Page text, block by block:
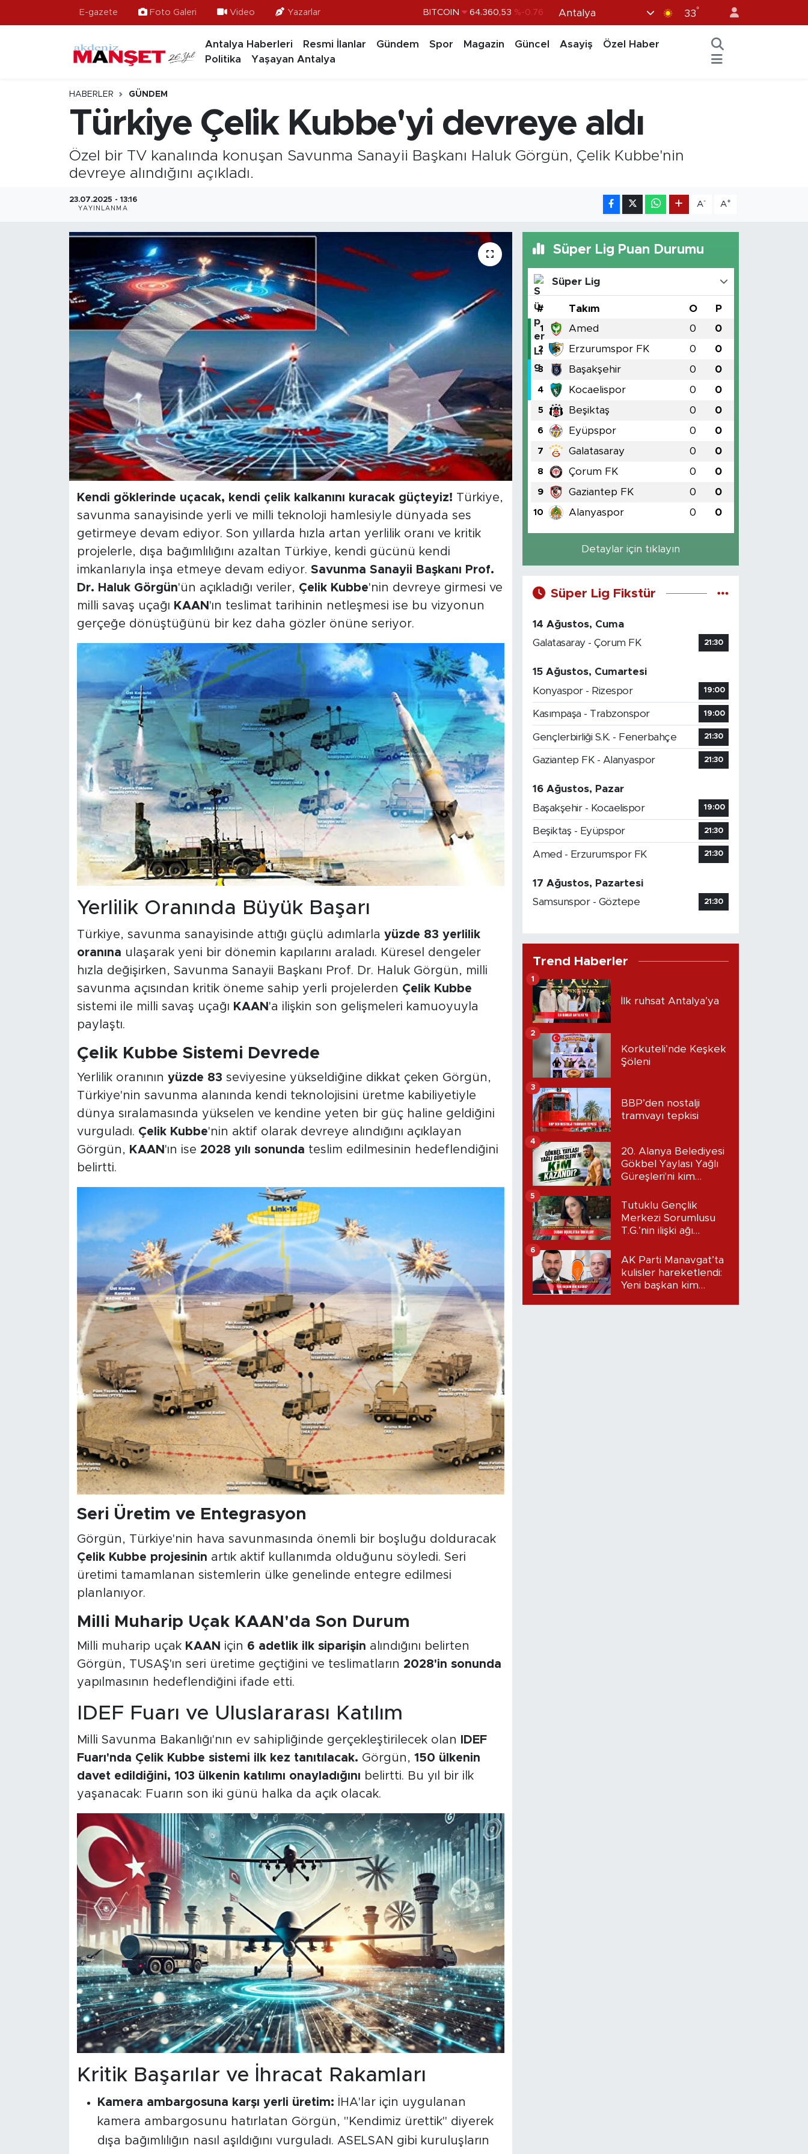
E-gazete Foto Galeri Video Yazarlar DOLAR 47,7069 %0.17
BITCOIN 64.360,53 %-0.76
Antalya 33°
Antalya Haberleri Resmi İlanlar Gündem Spor Magazin Güncel Asayiş
Özel Haber
Politika
Yaşayan Antalya
HABERLER GÜNDEM
Türkiye Çelik Kubbe'yi devreye aldı
Özel bir TV kanalında konuşan Savunma Sanayii Başkanı Haluk Görgün, Çelik Kubbe'nin
devreye alındığını açıkladı.
23.07.2025 - 13:16
YAYINLANMA
A- A+
Kendi göklerinde uçacak, kendi çelik kalkanını kuracak güçteyiz! Türkiye,
savunma sanayisinde yerli ve milli teknoloji hamlesiyle dünyada ses
getirmeye devam ediyor. Son yıllarda hızla artan yerlilik oranı ve kritik
projelerle, dışa bağımlılığını azaltan Türkiye, kendi gücünü kendi
imkanlarıyla inşa etmeye devam ediyor. Savunma Sanayii Başkanı Prof.
Dr. Haluk Görgün'ün açıkladığı veriler, Çelik Kubbe'nin devreye girmesi ve
milli savaş uçağı KAAN 'ın teslimat tarihinin netleşmesi ise bu vizyonun
gerçeğe dönüştüğünü bir kez daha gözler önüne seriyor.
Yerlilik Oranında Büyük Başarı
Türkiye, savunma sanayisinde attığı güçlü adımlarla yüzde 83 yerlilik
oranına ulaşarak yeni bir dönemin kapılarını araladı. Küresel dengeler
hızla değişirken, Savunma Sanayii Başkanı Prof. Dr. Haluk Görgün, milli
savunma açısından kritik öneme sahip yerli projelerden Çelik Kubbe
sistemi ile milli savaş uçağı KAAN 'a ilişkin son gelişmeleri kamuoyuyla
paylaştı.
Çelik Kubbe Sistemi Devrede
Yerlilik oranının yüzde 83 seviyesine yükseldiğine dikkat çeken Görgün,
Türkiye'nin savunma alanında kendi teknolojisini üretme kabiliyetiyle
dünya sıralamasında yükselen ve kendine yeten bir güç haline geldiğini
vurguladı. Çelik Kubbe'nin aktif olarak devreye alındığını açıklayan
Görgün, KAAN 'ın ise 2028 yılı sonunda teslim edilmesinin hedeflendiğini
belirtti.
Seri Üretim ve Entegrasyon
Görgün, Türkiye'nin hava savunmasında önemli bir boşluğu dolduracak
Çelik Kubbe projesinin artık aktif kullanımda olduğunu söyledi. Seri
üretimi tamamlanan sistemlerin ülke genelinde entegre edilmesi
planlanıyor.
Milli Muharip Uçak KAAN'da Son Durum
Milli muharip uçak KAAN için 6 adetlik ilk siparişin alındığını belirten
Görgün, TUSAŞ'ın seri üretime geçtiğini ve teslimatların 2028'in sonunda
yapılmasının hedeflendiğini ifade etti.
IDEF Fuarı ve Uluslararası Katılım
Milli Savunma Bakanlığı'nın ev sahipliğinde gerçekleştirilecek olan
IDEF
Fuarı'nda Çelik Kubbe sistemi ilk kez tanıtılacak. Görgün, 150 ülkenin
davet edildiğini, 103 ülkenin katılımı onayladığını belirtti. Bu yıl bir ilk
yaşanacak: Fuarın son iki günü halka da açık olacak.
Kritik Başarılar ve İhracat Rakamları
Kamera ambargosuna karşı yerli üretim: İHA'lar için uygulanan
kamera ambargosunu hatırlatan Görgün, "Kendimiz ürettik" diyerek
dışa bağımlılığın nasıl aşıldığını vurguladı. ASELSAN gibi kuruluşların
Süper Lig Puan Durumu
Süper Lig
# Takım O P
1 Amed 0 0
2 Erzurumspor FK 0 0
3 Başakşehir 0 0
4 Kocaelispor 0 0
5 Beşiktaş 0 0
6 Eyüpspor 0 0
7 Galatasaray 0 0
8 Çorum FK 0 0
9 Gaziantep FK 0 0
10 Alanyaspor 0 0
Detaylar için tıklayın
Süper Lig Fikstür
14 Ağustos, Cuma
Galatasaray - Çorum FK
21:30
15 Ağustos, Cumartesi
Konyaspor - Rizespor
19:00
Kasımpaşa - Trabzonspor 19:00
Gençlerbirliği S.K. - Fenerbahçe 21:30
Gaziantep FK - Alanyaspor 21:30
16 Ağustos, Pazar
Başakşehir - Kocaelispor
19:00
Beşiktaş - Eyüpspor 21:30
Amed - Erzurumspor FK 21:30
17 Ağustos, Pazartesi
Samsunspor - Göztepe
21:30
Trend Haberler
İlk ruhsat Antalya’ya
1
Korkuteli’nde Keşkek
Şöleni
2
BBP’den nostalji
tramvayı tepkisi
3
20. Alanya Belediyesi
Gökbel Yaylası Yağlı
Güreşleri'ni kim
4
Tutuklu Gençlik
Merkezi Sorumlusu
T.G.’nin ilişki ağı
Dudak uçuklatan
iddialar!
5
AK Parti Manavgat’ta
kulisler hareketlendi:
Yeni başkan kim
6
Ekonomi
Gündem
Kültür- Sanat
Magazin
Özel Haber
Politika
Turizm
Hava Durumu
Süper Lig Puan Durumu ve Fikstür
Tüm Manşetler
Son Dakika Haberleri
Haber Arşivi